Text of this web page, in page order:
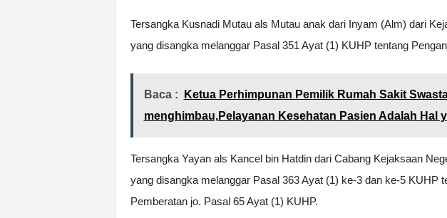
Tersangka Kusnadi Mutau als Mutau anak dari Inyam (Alm) dari
yang disangka melanggar Pasal 351 Ayat (1) KUHP tentang
Baca :
Ketua Perhimpunan Pemilik Rumah Sakit
menghimbau,Pelayanan Kesehatan Pasien Adalah Hal
Tersangka Yayan als Kancel bin Hatdin dari Cabang Kejaksaan
yang disangka melanggar Pasal 363 Ayat (1) ke-3 dan ke-5 KUHP
Pemberatan jo. Pasal 65 Ayat (1) KUHP.